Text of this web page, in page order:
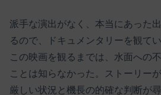
派手な演出がなく、本当にあった
るので、ドキュメンタリーを観て
この映画を観るまでは、水面への
ことは知らなかった。ストーリー
厳しい状況と機長の的確な判断が